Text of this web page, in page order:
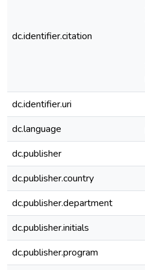
dc.identifier.citation
dc.identifier.uri
dc.language
dc.publisher
dc.publisher.country
dc.publisher.department
dc.publisher.initials
dc.publisher.program